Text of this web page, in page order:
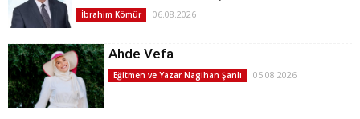
İbrahim Kömür 06.08.2026
Ahde Vefa
Eğitmen ve Yazar Nagihan Şanlı 05.08.2026